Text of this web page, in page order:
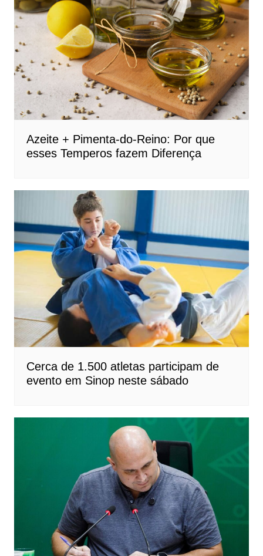
Azeite + Pimenta-do-Reino: Por que
esses Temperos fazem Diferença
Cerca de 1.500 atletas participam de
evento em Sinop neste sábado